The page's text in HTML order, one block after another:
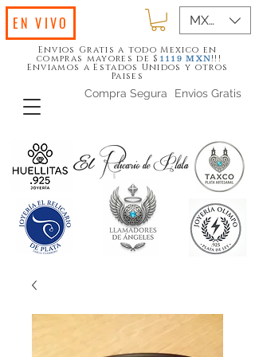
Envios Gratis
Compra Segura
Envios Gratis a todo Mexico en
compras mayores de $ 1119 MXN!!!
Enviamos a Estados Unidos y otros
Paises
MXN ($)
EN VIVO